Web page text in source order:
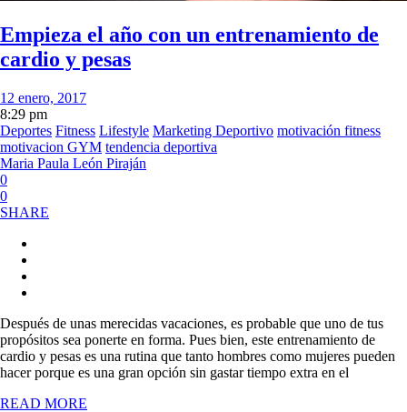
Empieza el año con un entrenamiento de
cardio y pesas
12 enero, 2017
8:29 pm
Deportes Fitness Lifestyle Marketing Deportivo motivación fitness
motivacion GYM tendencia deportiva
Maria Paula León Piraján
0
0
SHARE
Después de unas merecidas vacaciones, es probable que uno de tus
propósitos sea ponerte en forma. Pues bien, este entrenamiento de
cardio y pesas es una rutina que tanto hombres como mujeres pueden
hacer porque es una gran opción sin gastar tiempo extra en el
READ MORE